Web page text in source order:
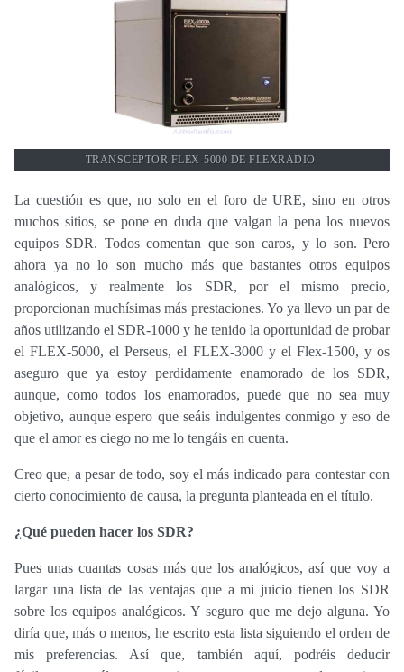
TRANSCEPTOR FLEX-5000 DE FLEXRADIO.
La cuestión es que, no solo en el foro de URE, sino en otros
muchos sitios, se pone en duda que valgan la pena los nuevos
equipos SDR. Todos comentan que son caros, y lo son. Pero
ahora ya no lo son mucho más que bastantes otros equipos
analógicos, y realmente los SDR, por el mismo precio,
proporcionan muchísimas más prestaciones. Yo ya llevo un par de
años utilizando el SDR-1000 y he tenido la oportunidad de probar
el FLEX-5000, el Perseus, el FLEX-3000 y el Flex-1500, y os
aseguro que ya estoy perdidamente enamorado de los SDR,
aunque, como todos los enamorados, puede que no sea muy
objetivo, aunque espero que seáis indulgentes conmigo y eso de
que el amor es ciego no me lo tengáis en cuenta.
Creo que, a pesar de todo, soy el más indicado para contestar con
cierto conocimiento de causa, la pregunta planteada en el título.
¿Qué pueden hacer los SDR?
Pues unas cuantas cosas más que los analógicos, así que voy a
largar una lista de las ventajas que a mi juicio tienen los SDR
sobre los equipos analógicos. Y seguro que me dejo alguna. Yo
diría que, más o menos, he escrito esta lista siguiendo el orden de
mis preferencias. Así que, también aquí, podréis deducir